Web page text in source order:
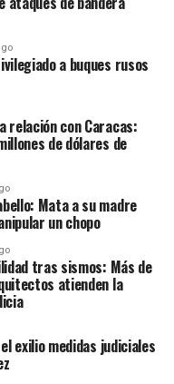
a buques rusos
relación con Caracas:
de dólares de
Mata a su madre
un chopo
tras sismos: Más de
atienden la
exilio medidas judiciales